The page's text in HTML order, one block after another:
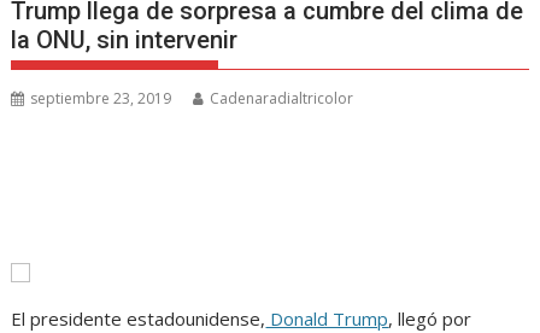
Trump llega de sorpresa a cumbre del clima de
la ONU, sin intervenir
septiembre 23, 2019 Cadenaradialtricolor
El presidente estadounidense, Donald Trump, llegó por